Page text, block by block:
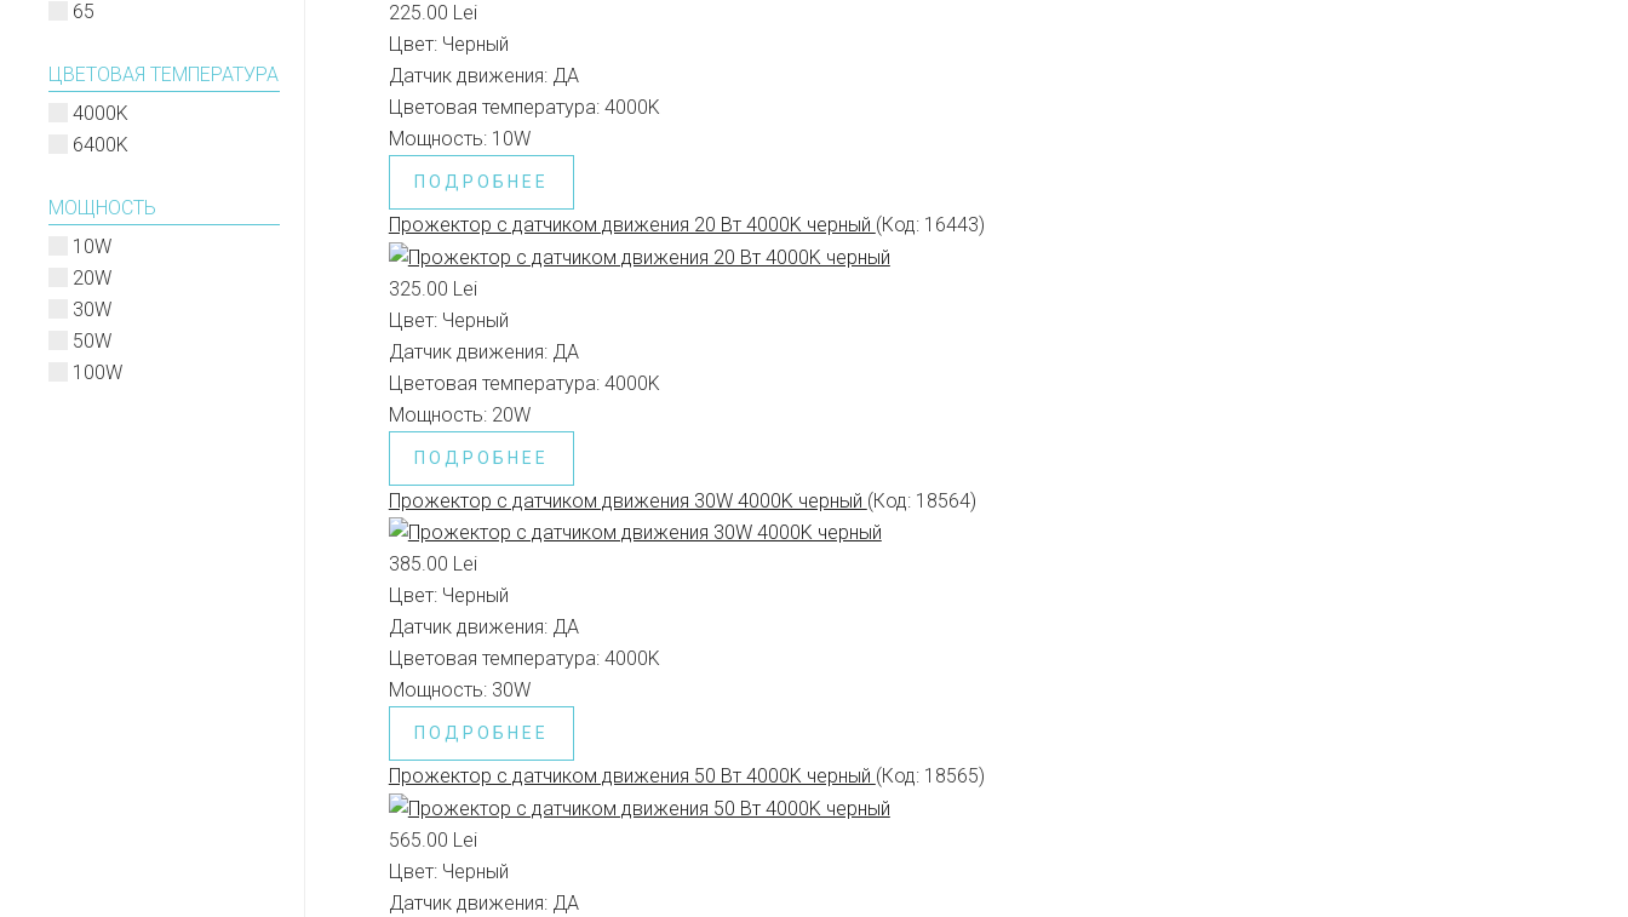
225.00 Lei
Цвет: Черный
Датчик движения: ДА
Цветовая температура: 4000K
Мощность: 10W
ПОДРОБНЕЕ
Прожектор с датчиком движения 20 Вт 4000K черный (Код: 16443)
325.00 Lei
Цвет: Черный
Датчик движения: ДА
Цветовая температура: 4000K
Мощность: 20W
ПОДРОБНЕЕ
Прожектор с датчиком движения 30W 4000K черный (Код: 18564)
385.00 Lei
Цвет: Черный
Датчик движения: ДА
Цветовая температура: 4000K
Мощность: 30W
ПОДРОБНЕЕ
Прожектор с датчиком движения 50 Вт 4000K черный (Код: 18565)
565.00 Lei
Цвет: Черный
Датчик движения: ДА
65
ЦВЕТОВАЯ ТЕМПЕРАТУРА
4000K
6400K
МОЩНОСТЬ
10W
20W
30W
50W
100W